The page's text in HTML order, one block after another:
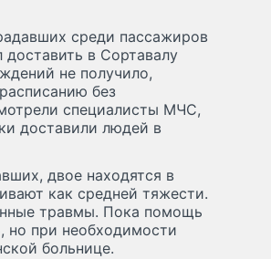
среди пассажиров
в Сортавалу
не получило,
без
специалисты МЧС,
доставили людей в
двое находятся в
как средней тяжести.
травмы. Пока помощь
но при необходимости
больнице.